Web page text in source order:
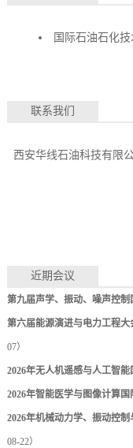
国际石油石化
联系我们
西安华线石油科技有限
近期会议
第九届声学、振动、噪声控
第六届能源演进与电力工程大
07）
2026年无人机遥感与人工智能
2026年智能医学与图像计算
2026年机械动力学、振动控
08-22）